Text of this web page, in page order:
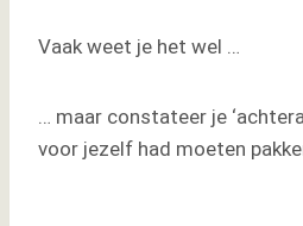
Vaak weet je het wel …
… maar constateer je
voor jezelf had moeten